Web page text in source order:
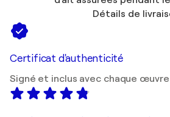
Détails de
Certificat d'authenticité
Signé et inclus avec chaque